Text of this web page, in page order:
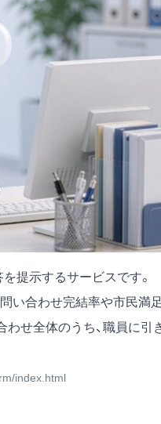
提示するサービスです。
い合わせ完結率や市民満
わせ全体のうち、職員に引
index.html